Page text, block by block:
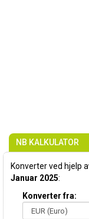
NB KALKULATOR
Konverter ved hjelp
Januar 2025:
Konverter fra: